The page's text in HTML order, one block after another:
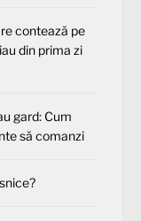
contează pe
din prima zi
gard: Cum
să comanzi